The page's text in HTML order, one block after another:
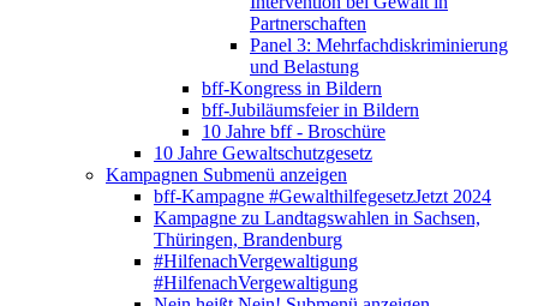
Partnerschaften
Panel 3: Mehrfachdiskriminierung
und Belastung
bff-Kongress in Bildern
bff-Jubiläumsfeier in Bildern
10 Jahre bff - Broschüre
10 Jahre Gewaltschutzgesetz
Kampagnen Submenü anzeigen
bff-Kampagne #GewalthilfegesetzJetzt 2024
Kampagne zu Landtagswahlen in Sachsen,
Thüringen, Brandenburg
#HilfenachVergewaltigung
#HilfenachVergewaltigung